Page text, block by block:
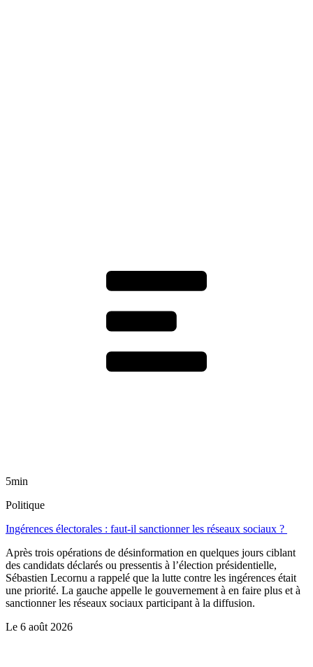
5min
Politique
Ingérences électorales : faut-il sanctionner les réseaux sociaux ?
Après trois opérations de désinformation en quelques jours ciblant
des candidats déclarés ou pressentis à l’élection présidentielle,
Sébastien Lecornu a rappelé que la lutte contre les ingérences était
une priorité. La gauche appelle le gouvernement à en faire plus et à
sanctionner les réseaux sociaux participant à la diffusion.
Le 6 août 2026